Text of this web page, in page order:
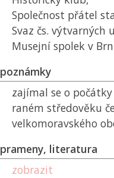
Společnost přátel
Svaz čs. výtvarných
Musejní spolek v
poznámky
zajímal se o
raném středověku
velkomoravského
prameny, literatura
zobrazit